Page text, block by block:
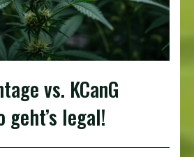
vs. KCanG
geht’s legal!